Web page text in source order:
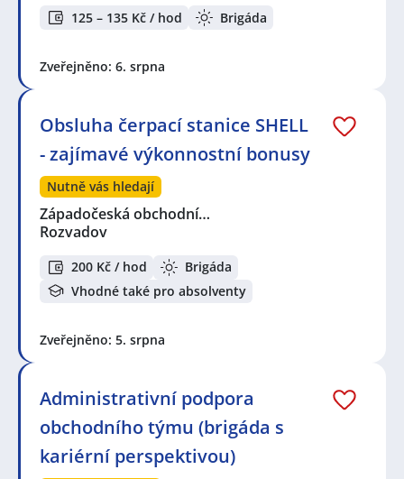
125 – 135 Kč / hod Brigáda
Zveřejněno: 6. srpna
Obsluha čerpací stanice SHELL
- zajímavé výkonnostní bonusy
Nutně vás hledají
Západočeská obchodní…
Rozvadov
200 Kč / hod
Brigáda
Vhodné také pro absolventy
Zveřejněno: 5. srpna
Administrativní podpora
obchodního týmu (brigáda s
kariérní perspektivou)